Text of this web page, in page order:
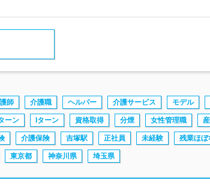
師 介護職 ヘルパー 介護サービス モデル
ーン Iターン 資格取得 分煙 女性管理職
介護保険 吉塚駅 正社員 未経験 残業ほぼ
東京都 神奈川県 埼玉県